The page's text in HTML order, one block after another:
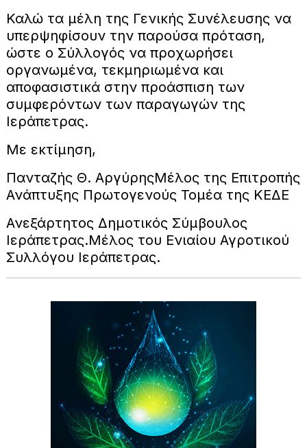
Καλώ τα μέλη της Γενικής Συνέλευσης να
υπερψηφίσουν την παρούσα πρόταση,
ώστε ο Σύλλογός να προχωρήσει
οργανωμένα, τεκμηριωμένα και
αποφασιστικά στην προάσπιση των
συμφερόντων των παραγωγών της
Ιεράπετρας.
Με εκτίμηση,
Πανταζής Θ. ΑργύρηςΜέλος της Επιτροπής
Ανάπτυξης Πρωτογενούς Τομέα της ΚΕΔΕ
Ανεξάρτητος Δημοτικός Σύμβουλος
Ιεράπετρας.Μέλος του Ενιαίου Αγροτικού
Συλλόγου Ιεράπετρας.